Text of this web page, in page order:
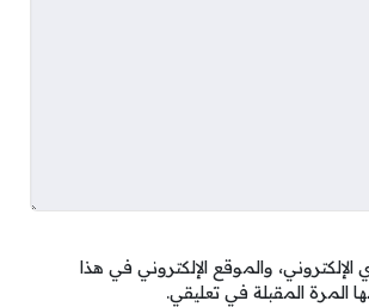
والموقع الإلكتروني في هذا
المرة المقبلة في تعليقي.